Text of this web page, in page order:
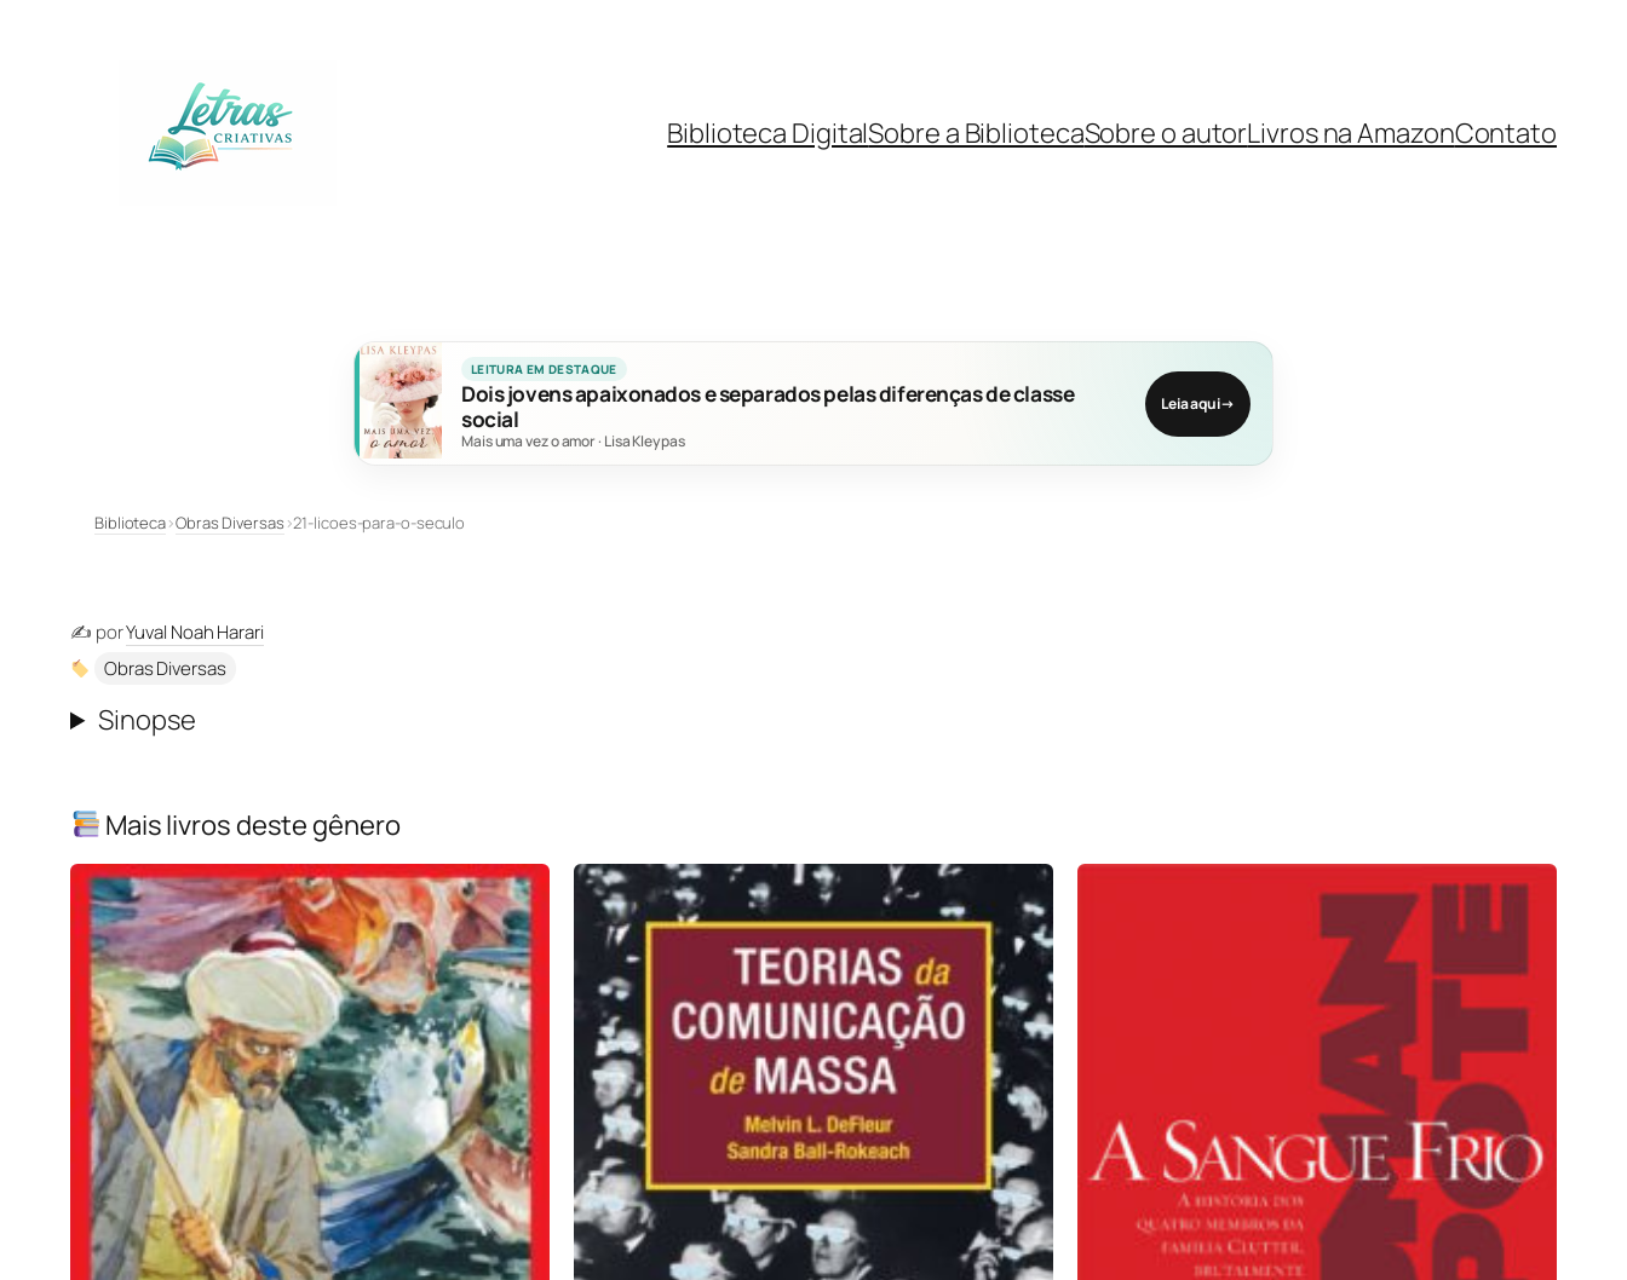
Biblioteca DigitalSobre a BibliotecaSobre o autorLivros na AmazonContato
LEITURA EM DESTAQUE
Dois jovens apaixonados e separados pelas diferenças de classe
social
Mais uma vez o amor · Lisa Kleypas
Leia aqui→
Biblioteca›Obras Diversas›21-licoes-para-o-seculo
✍️ porYuval Noah Harari
Obras Diversas
Sinopse
Mais livros deste gênero